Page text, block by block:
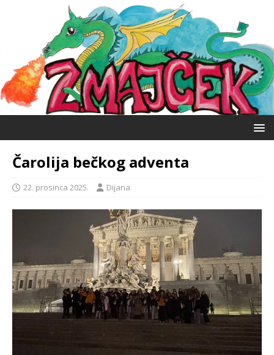
Čarolija bečkog adventa
22. prosinca 2025. Dijana